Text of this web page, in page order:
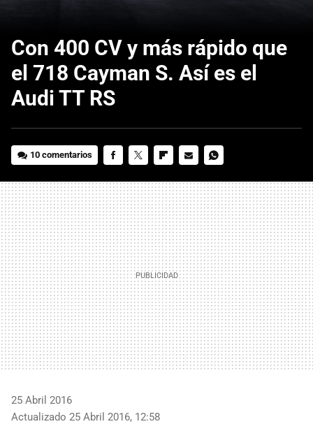
Con 400 CV y más rápido que
el 718 Cayman S. Así es el
Audi TT RS
10 comentarios
MAIL
25 Abril 2016
Actualizado 25 Abril 2016, 12:58